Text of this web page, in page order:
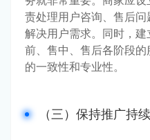
责处理用户咨询、售后
解决用户需求。同时，
前、售中、售后各阶段
的一致性和专业性。
（三）保持推广持